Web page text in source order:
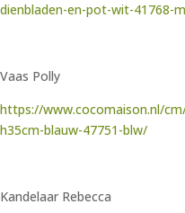
dienbladen-en-pot-wit-41768-
Vaas Polly
https://www.cocomaison.nl/
h35cm-blauw-47751-blw/
Kandelaar Rebecca